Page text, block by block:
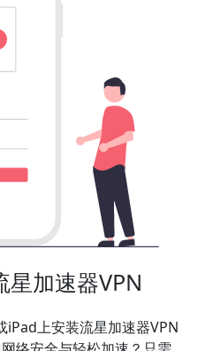
星加速器VPN
上安装流星加速器VPN